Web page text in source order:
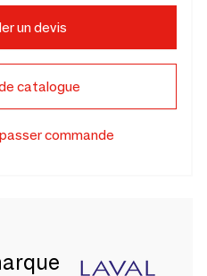
un devis
catalogue
commande